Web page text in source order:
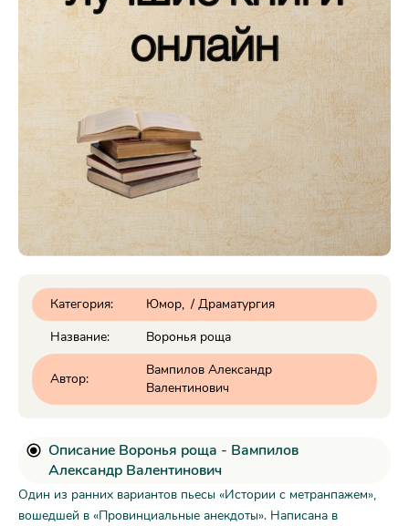
Категория: Юмор / Драматургия
Название:
Воронья роща
Автор:
Вампилов Александр
Валентинович
Описание Воронья роща - Вампилов
Александр Валентинович
Один из ранних вариантов пьесы «Истории с метранпажем»,
вошедшей в «Провинциальные анекдоты». Написана в